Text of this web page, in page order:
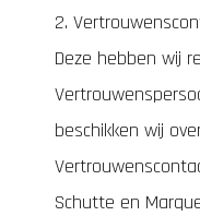
2.
Deze hebben wij
beschikken wij
Schutte en